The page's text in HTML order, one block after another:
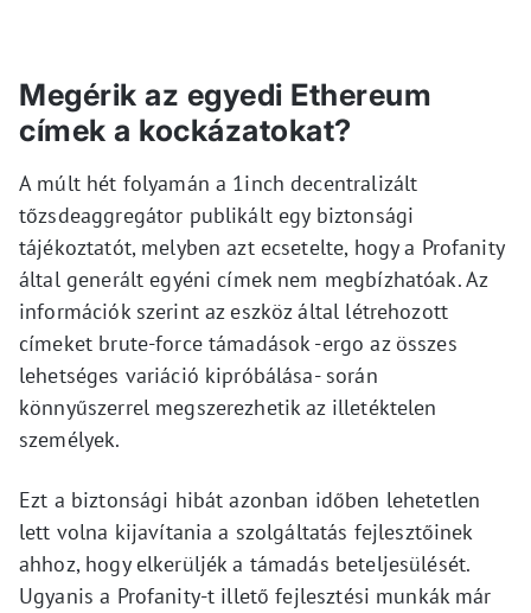
Megérik az egyedi Ethereum
címek a kockázatokat?
A múlt hét folyamán a 1inch decentralizált
tőzsdeaggregátor publikált egy biztonsági
tájékoztatót, melyben azt ecsetelte, hogy a Profanity
által generált egyéni címek nem megbízhatóak. Az
információk szerint az eszköz által létrehozott
címeket brute-force támadások -ergo az összes
lehetséges variáció kipróbálása- során
könnyűszerrel megszerezhetik az illetéktelen
személyek.
Ezt a biztonsági hibát azonban időben lehetetlen
lett volna kijavítania a szolgáltatás fejlesztőinek
ahhoz, hogy elkerüljék a támadás beteljesülését.
Ugyanis a Profanity-t illető fejlesztési munkák már